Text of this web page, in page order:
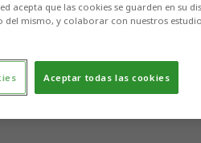
acepta que las cookies se guarden en su
mismo, y colaborar con nuestros
Aceptar todas las cookies